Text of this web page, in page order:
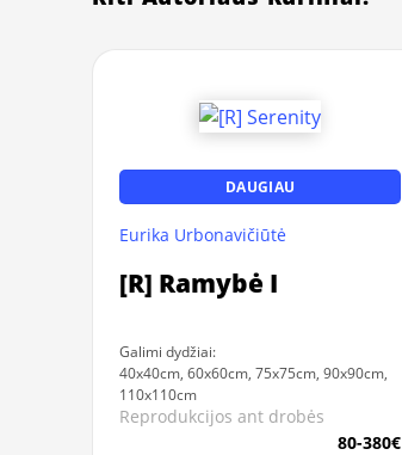
DAUGIAU
Eurika Urbonavičiūtė
[R] Ramybė I
Galimi dydžiai:
40x40cm, 60x60cm, 75x75cm, 90x90cm,
110x110cm
Reprodukcijos ant drobės
80-380€